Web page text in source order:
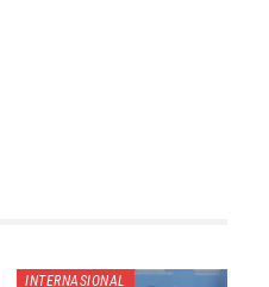
INTERNASIONAL